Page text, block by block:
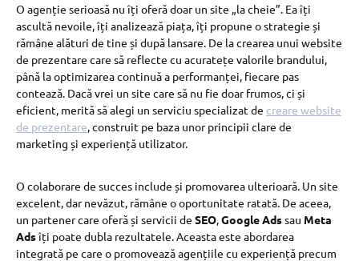
O agenție serioasă nu îți oferă doar un site „la cheie”. Ea îți
ascultă nevoile, îți analizează piața, îți propune o strategie și
rămâne alături de tine și după lansare. De la crearea unui website
de prezentare care să reflecte cu acuratețe valorile brandului,
până la optimizarea continuă a performanței, fiecare pas
contează. Dacă vrei un site care să nu fie doar frumos, ci și
eficient, merită să alegi un serviciu specializat de creare website
de prezentare, construit pe baza unor principii clare de
marketing și experiență utilizator.
O colaborare de succes include și promovarea ulterioară. Un site
excelent, dar nevăzut, rămâne o oportunitate ratată. De aceea,
un partener care oferă și servicii de SEO,Google Adssau Meta
Adsîți poate dubla rezultatele. Aceasta este abordarea
integrată pe care o promovează agențiile cu experiență precum